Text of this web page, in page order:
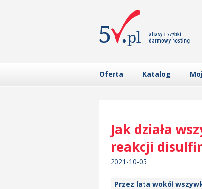
Oferta Katalog
Jak działa
reakcji
2021-10-05
Przez lata wokół